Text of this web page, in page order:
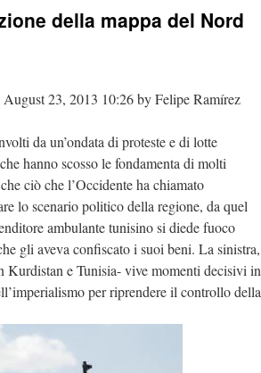
della mappa del Nord
23, 2013 10:26 by Felipe Ramírez
da un’ondata di proteste e di lotte
hanno scosso le fondamenta di molti
ciò che l’Occidente ha chiamato
lo scenario politico della regione, da quel
ambulante tunisino si diede fuoco
gli aveva confiscato i suoi beni. La sinistra,
Kurdistan e Tunisia- vive momenti decisivi in
per riprendere il controllo della